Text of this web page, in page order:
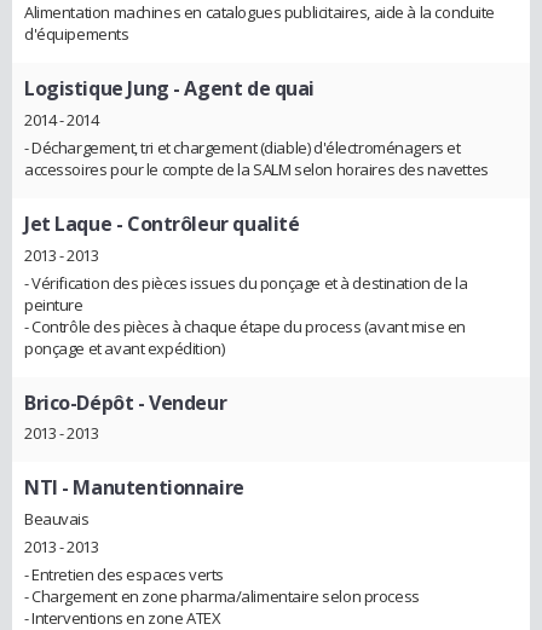
Alimentation machines en catalogues publicitaires, aide à la conduite
d'équipements
Logistique Jung - Agent de quai
2014 - 2014
- Déchargement, tri et chargement (diable) d'électroménagers et
accessoires pour le compte de la SALM selon horaires des navettes
Jet Laque - Contrôleur qualité
2013 - 2013
- Vérification des pièces issues du ponçage et à destination de la
peinture
- Contrôle des pièces à chaque étape du process (avant mise en
ponçage et avant expédition)
Brico-Dépôt - Vendeur
2013 - 2013
NTI - Manutentionnaire
Beauvais
2013 - 2013
- Entretien des espaces verts
- Chargement en zone pharma/alimentaire selon process
- Interventions en zone ATEX